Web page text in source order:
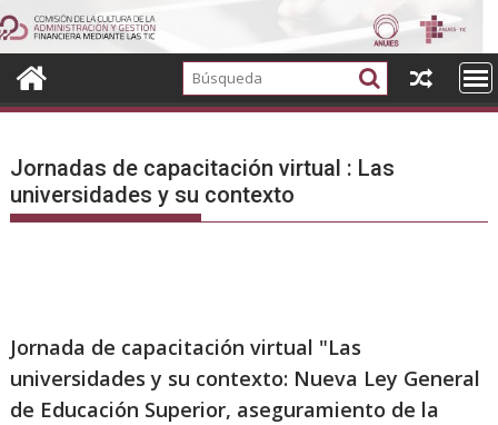
Ir
al
contenido
Jornadas de capacitación virtual : Las
universidades y su contexto
Jornada de capacitación virtual "Las
universidades y su contexto: Nueva Ley General
de Educación Superior, aseguramiento de la